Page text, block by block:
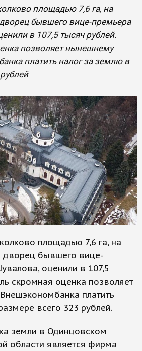
площадью 7,6 га, на
бывшего вице-премьера
в 107,5 тысяч рублей.
позволяет нынешнему
платить налог за землю в
площадью 7,6 га, на
дворец бывшего вице-
оценили в 107,5
скромная оценка позволяет
платить
всего 323 рублей.
земли в Одинцовском
области является фирма